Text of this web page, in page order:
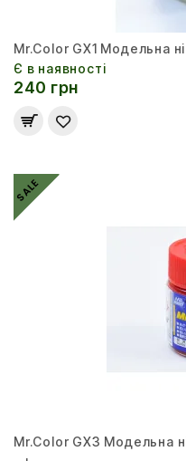
Mr.Color GX1 Модельна
Є в наявності
240 грн
SALE
Mr.Color GX3 Модельна